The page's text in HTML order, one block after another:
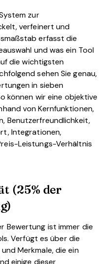
zur
verfeinert und
erfasst die
und was ein Tool
die wichtigsten
sehen Sie genau,
in sieben
können wir eine objektive
von Kernfunktionen,
Benutzerfreundlichkeit,
Integrationen,
Leistungs-Verhältnis
(25% der
Bewertung ist immer die
Verfügt es über die
Merkmale, die ein
einige dieser